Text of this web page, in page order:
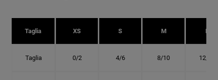
Taglia XS S M L
Taglia 0/2 4/6 8/10 12/14